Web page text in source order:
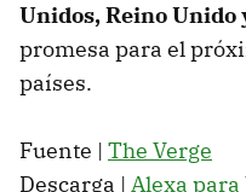
Unidos, Reino Unido
promesa para el
países.
Fuente | The Verge
Descarga | Alexa